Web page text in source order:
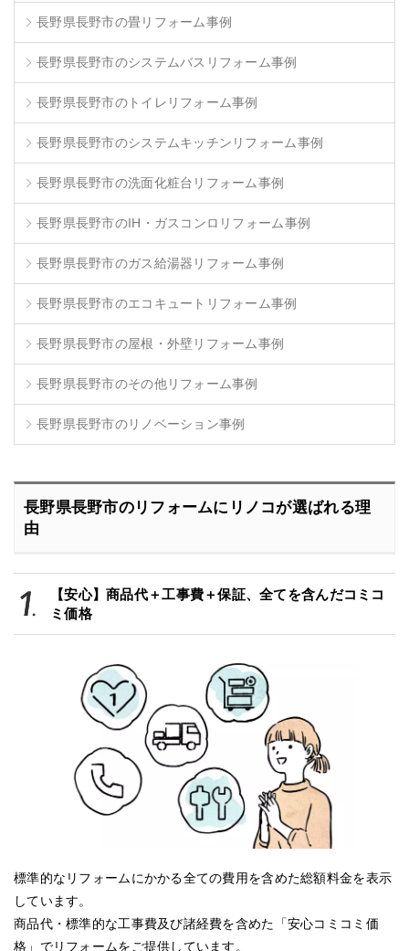
長野県長野市の畳リフォーム事例
長野県長野市のシステムバスリフォーム事例
長野県長野市のトイレリフォーム事例
長野県長野市のシステムキッチンリフォーム事例
長野県長野市の洗面化粧台リフォーム事例
長野県長野市のIH・ガスコンロリフォーム事例
長野県長野市のガス給湯器リフォーム事例
長野県長野市のエコキュートリフォーム事例
長野県長野市の屋根・外壁リフォーム事例
長野県長野市のその他リフォーム事例
長野県長野市のリノベーション事例
長野県長野市のリフォームにリノコが選ばれる理
由
【安心】商品代＋工事費＋保証、全てを含んだコミコ
ミ価格
標準的なリフォームにかかる全ての費用を含めた総額料金を表示
しています。
商品代・標準的な工事費及び諸経費を含めた「安心コミコミ価
格」でリフォームをご提供しています。